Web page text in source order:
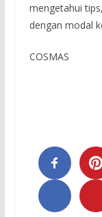
mengetahui
dengan modal
COSMAS